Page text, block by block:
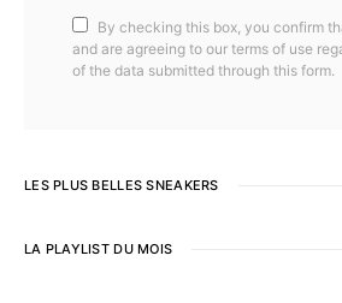
By checking this box, you confirm
and are agreeing to our terms of use
of the data submitted through this form.
LES PLUS BELLES SNEAKERS
LA PLAYLIST DU MOIS